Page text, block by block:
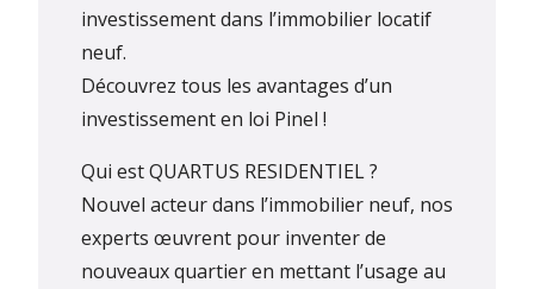
investissement dans l’immobilier locatif
neuf.
Découvrez tous les avantages d’un
investissement en loi Pinel !
Qui est QUARTUS RESIDENTIEL ?
Nouvel acteur dans l’immobilier neuf, nos
experts œuvrent pour inventer de
nouveaux quartier en mettant l’usage au